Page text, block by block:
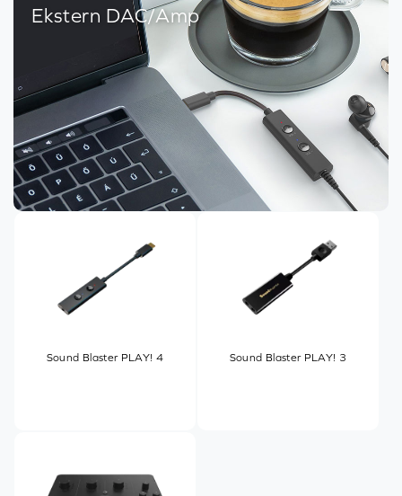
Ekstern DAC/Amp
Sound Blaster PLAY! 4 Sound Blaster PLAY! 3